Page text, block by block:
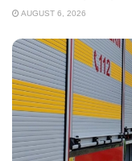
AUGUST 6, 2026